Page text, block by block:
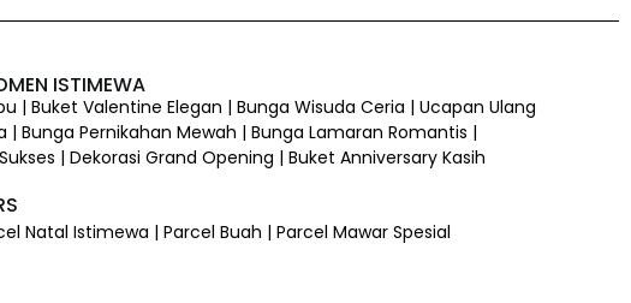
ISTIMEWA
| Buket Valentine Elegan | Bunga Wisuda Ceria | Ucapan Ulang
| Bunga Pernikahan Mewah | Bunga Lamaran Romantis |
| Dekorasi Grand Opening | Buket Anniversary Kasih
Natal Istimewa | Parcel Buah | Parcel Mawar Spesial